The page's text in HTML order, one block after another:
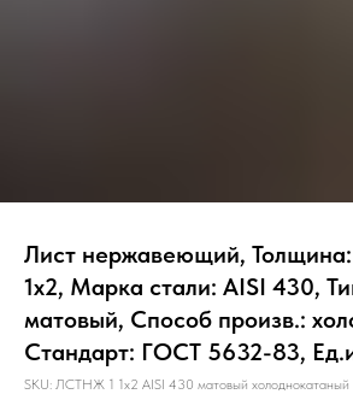
Лист нержавеющий, Толщина:
1х2, Марка стали: AISI 430,
матовый, Способ произв.:
Стандарт: ГОСТ 5632-83,
SKU: ЛСТНЖ 1 1х2 AISI 430 матовый